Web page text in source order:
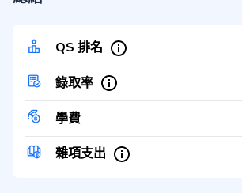
QS 排名
錄取率
學費
雜項支出